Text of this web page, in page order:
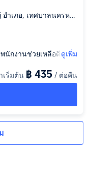
ำเภอ, เทศบาลนครหา
นักงานช่วยเหลือดีมาก
ะทะชื่อดัง อร่อยและถูก
ดูเพิ่ม
เริ่มต้น ฿ 435 / ต่อคืน